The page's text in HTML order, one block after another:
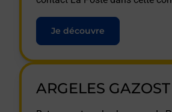
Je découvre
ARGELES GAZOST